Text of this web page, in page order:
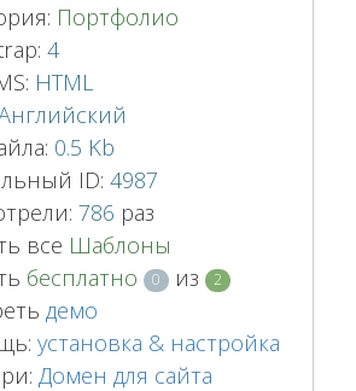
Портфолио
4
HTML
0.5 Kb
ID: 4987
786 раз
все Шаблоны
бесплатно 0 из 2
демо
установка & настройка
Домен для сайта